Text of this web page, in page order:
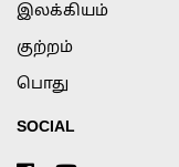
இலக்கியம்
குற்றம்
பொது
SOCIAL